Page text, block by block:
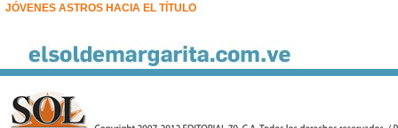
JÓVENES ASTROS HACIA EL TÍTULO